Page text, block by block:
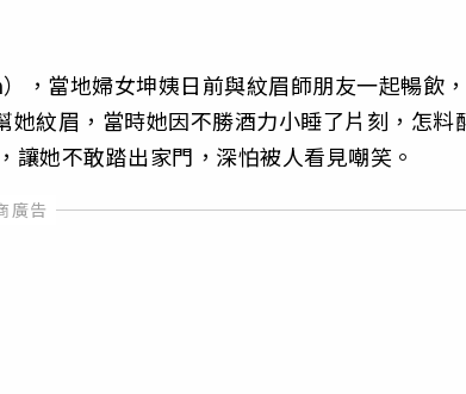
，當地婦女坤姨日前與紋眉師朋友一起暢飲，
紋眉，當時她因不勝酒力小睡了片刻，怎料
她不敢踏出家門，深怕被人看見嘲笑。